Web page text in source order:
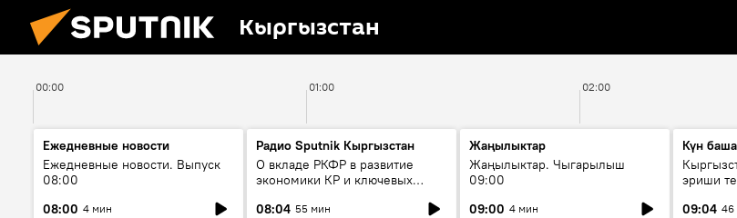
Кыргызстан
00:00 01:00 02:00
Ежедневные новости
Ежедневные новости. Выпуск
08:00
08:00 4 мин
Радио Sputnik Кыргызстан
О вкладе РКФР в развитие
экономики КР и ключевых
08:04 55 мин
Жаңылыктар
Жаңылыктар. Чыгарылыш
09:00
09:00 4 мин
Күн
эриши
09:04 46